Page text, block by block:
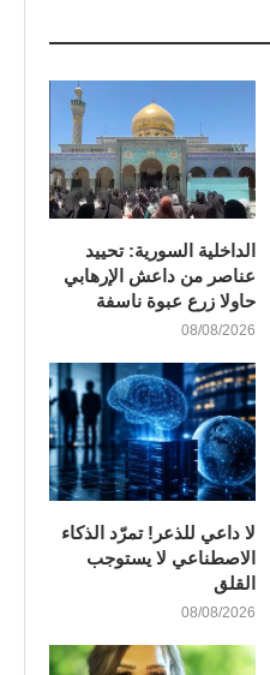
الداخلية السورية: تحييد
عناصر من داعش الإرهابي
حاولا زرع عبوة ناسفة
08/08/2026
لا داعي للذعر! تمرّد الذكاء
الاصطناعي لا يستوجب
القلق
08/08/2026